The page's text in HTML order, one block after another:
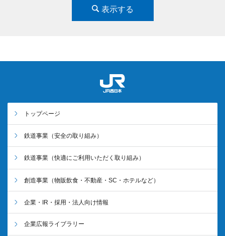
表示する
トップページ
鉄道事業 （安全の取り組み）
鉄道事業 （快適にご利用いただく取り組み）
創造事業 （物販飲食・不動産・SC・ホテルなど）
企業・IR・採用・法人向け情報
企業広報ライブラリー